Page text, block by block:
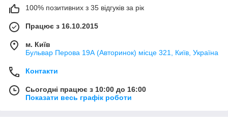
100% позитивних з 35 відгуків за рік
Працює з 16.10.2015
м. Київ
Бульвар Перова 19А (Авторинок) місце 321, Київ, Україна
Контакти
Сьогодні працює з 10:00 до 16:00
Показати весь графік роботи